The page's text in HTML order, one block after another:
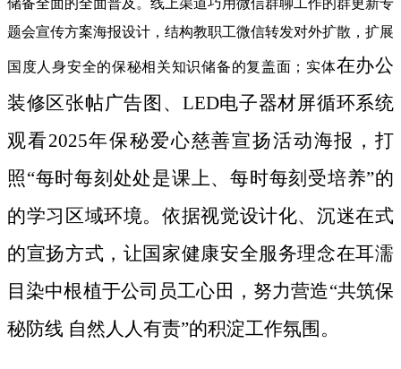
储备全面的全面普及。线上渠道巧用微信群聊工作的群更新专
题会宣传方案海报设计，结构教职工微信转发对外扩散，扩展
国度人身安全的保秘相关知识储备的复盖面；实体在办公
装修区张帖广告图、LED电子器材屏循环系统
观看2025年保秘爱心慈善宣扬活动海报，打
照“每时每刻处处是课上、每时每刻受培养”的
的学习区域环境。依据视觉设计化、沉迷在式
的宣扬方式，让国家健康安全服务理念在耳濡
目染中根植于公司员工心田，努力营造“共筑保
秘防线 自然人人有责”的积淀工作氛围。